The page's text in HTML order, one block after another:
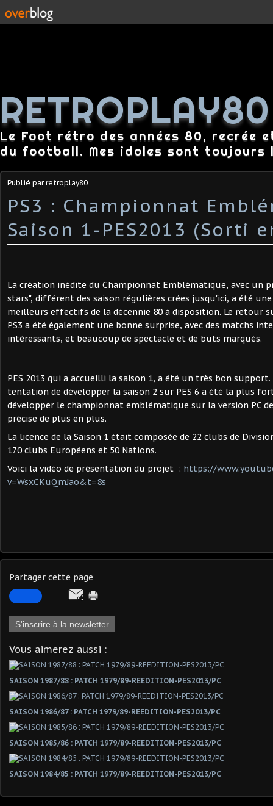
RETROPLAY80
Le Foot rétro des années 80, recrée
du football. Mes idoles sont toujours
Publié par retroplay80
PS3 : Championnat
Saison 1-PES2013 (Sorti
La création inédite du Championnat Emblématique, avec un
stars", différent des saison régulières crées jusqu'ici, a été
meilleurs effectifs de la décennie 80 à disposition. Le retour
PS3 a été également une bonne surprise, avec des matchs
intéressants, et beaucoup de spectacle et de buts marqués.
PES 2013 qui a accueilli la saison 1, a été un très bon
tentation de développer la saison 2 sur PES 6 a été la plus
développer le championnat emblématique sur la version PC de
précise de plus en plus.
La licence de la Saison 1 était composée de 22 clubs de
170 clubs Européens et 50 Nations.
Voici la vidéo de présentation du projet : https://
v=WsxCKuQmJao&t=8s
Partager cette page
S'inscrire à la newsletter
Vous aimerez aussi :
SAISON 1987/88 : PATCH 1979/89-REEDITION-PES2013/PC
SAISON 1986/87 : PATCH 1979/89-REEDITION-PES2013/PC
SAISON 1985/86 : PATCH 1979/89-REEDITION-PES2013/PC
SAISON 1984/85 : PATCH 1979/89-REEDITION-PES2013/PC